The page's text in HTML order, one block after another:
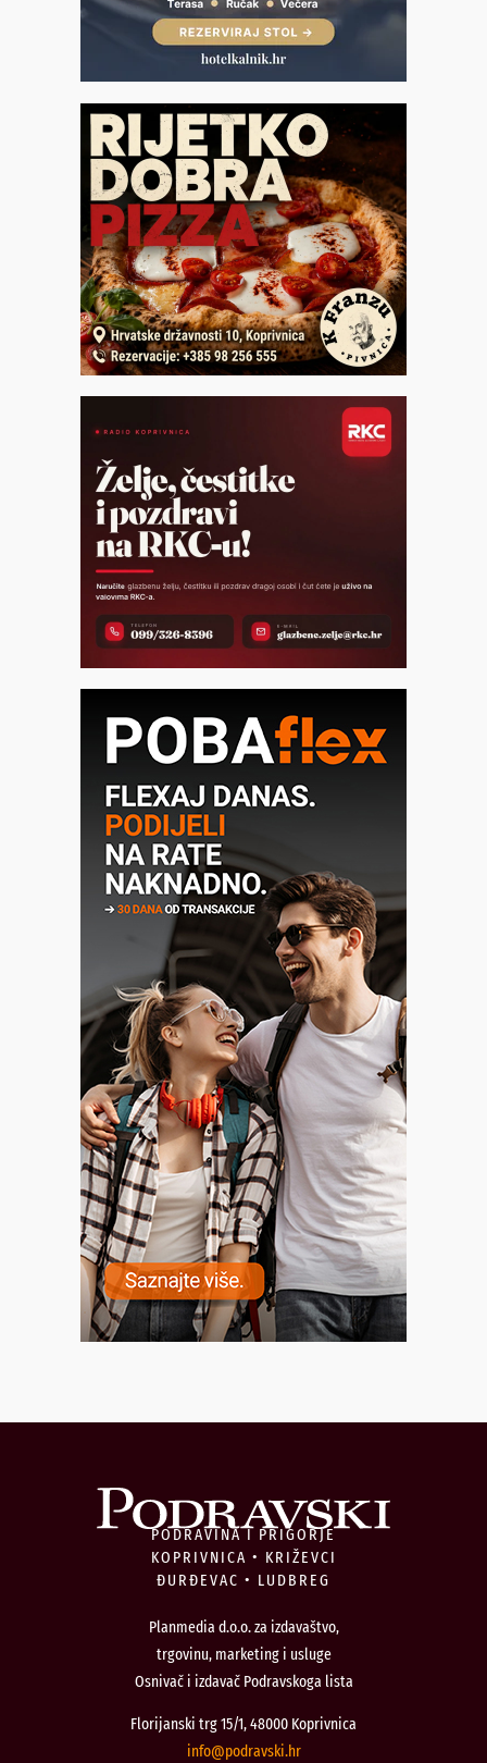
PODRAVINA I PRIGORJE
KOPRIVNICA • KRIŽEVCI
ĐURĐEVAC • LUDBREG
Planmedia d.o.o. za izdavaštvo,
trgovinu, marketing i usluge
Osnivač i izdavač Podravskoga lista
Florijanski trg 15/1, 48000 Koprivnica
rh.iksvardop
@ofni